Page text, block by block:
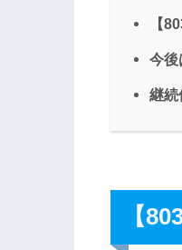
【
今後
継続
【